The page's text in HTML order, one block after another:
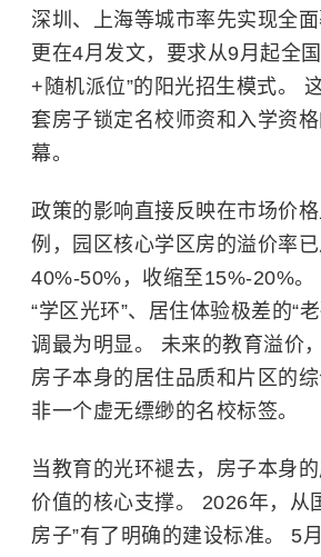
深圳、上海等城市率先实现全
更在4月发文，要求从9月起全
+随机派位”的阳光招生模式。
套房子锁定名校师资和入学资
幕。
政策的影响直接反映在市场价
例，园区核心学区房的溢价率
40%-50%，收缩至15%-20%。
“学区光环”、居住体验极差的“
调最为明显。 未来的教育溢价
房子本身的居住品质和片区的
非一个虚无缥缈的名校标签。
当教育的光环褪去，房子本身
价值的核心支撑。 2026年，从
房子”有了明确的建设标准。 5